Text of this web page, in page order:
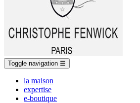
Toggle navigation ☰
la maison
expertise
e-boutique